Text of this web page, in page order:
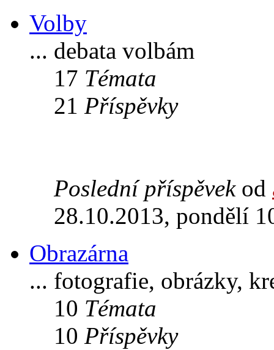
Volby
... debata volbám
17 Témata
21 Příspěvky
Poslední příspěvekod
28.10.2013, pondělí
Obrazárna
... fotografie, obrázky,
10 Témata
10 Příspěvky